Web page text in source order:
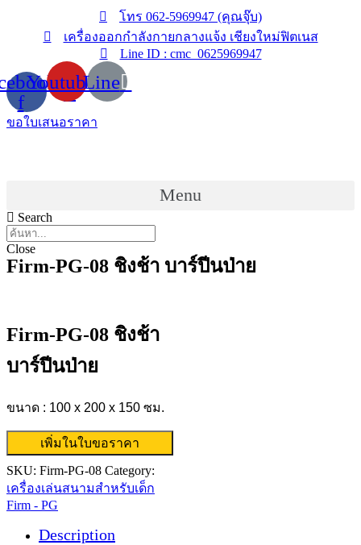
โทร 062-5969947 (คุณจุ๊บ)
เครื่องออกกำลังกายกลางแจ้ง เชียงใหม่ฟิตเนส
Line ID : cmc_0625969947
f
YoutubeLine
ขอใบเสนอราคา
Menu
Search
Close
Firm-PG-08 ชิงช้า บาร์ปีนป่าย
Firm-PG-08 ชิงช้า
บาร์ปีนป่าย
ขนาด : 100 x 200 x 150 ซม.
เพิ่มในใบขอราคา
SKU: Firm-PG-08 Category:
เครื่องเล่นสนามสำหรับเด็ก
Firm - PG
Description